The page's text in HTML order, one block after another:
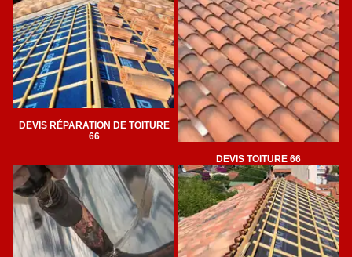
DEVIS RÉPARATION DE TOITURE
66
DEVIS TOITURE 66